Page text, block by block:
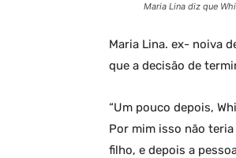
Maria Lina diz que
Maria Lina. ex- noiva
que a decisão de
“Um pouco depois,
Por mim isso não
filho, e depois a